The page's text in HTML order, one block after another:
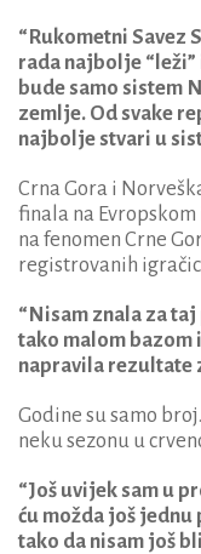
“Rukometni Savez
rada najbolje
bude samo sistem
zemlje. Od svake
najbolje stvari u
Crna Gora i
finala na
na fenomen Crne
registrovanih
“Nisam znala za
tako malom bazom
napravila rezultate
Godine su samo
neku sezonu u
“Još uvijek sam u
ću možda još
tako da nisam još